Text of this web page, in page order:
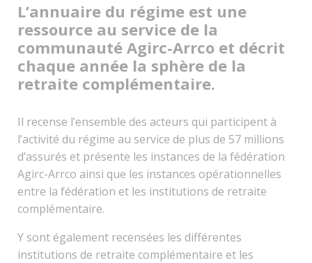
L’annuaire du régime est une
ressource au service de la
communauté Agirc-Arrco et décrit
chaque année la sphère de la
retraite complémentaire.
Il recense l’ensemble des acteurs qui participent à
l’activité du régime au service de plus de 57 millions
d’assurés et présente les instances de la fédération
Agirc-Arrco ainsi que les instances opérationnelles
entre la fédération et les institutions de retraite
complémentaire.
Y sont également recensées les différentes
institutions de retraite complémentaire et les